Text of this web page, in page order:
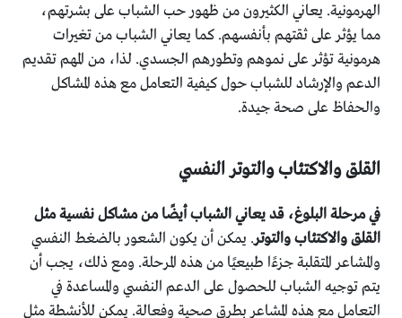
الهرمونية. يعاني الكثيرون من ظهور حب الشباب على بشرتهم،
مما يؤثر على ثقتهم بأنفسهم. كما يعاني الشباب من تغيرات
هرمونية تؤثر على نموهم وتطورهم الجسدي. لذا، من المهم تقديم
الدعم والإرشاد للشباب حول كيفية التعامل مع هذه المشاكل
والحفاظ على صحة جيدة.
القلق والاكتئاب والتوتر النفسي
في مرحلة البلوغ، قد يعاني الشباب أيضًا من مشاكل نفسية مثل
القلق والاكتئاب والتوتر. يمكن أن يكون الشعور بالضغط النفسي
والمشاعر المتقلبة جزءًا طبيعيًا من هذه المرحلة. ومع ذلك، يجب أن
يتم توجيه الشباب للحصول على الدعم النفسي والمساعدة في
التعامل مع هذه المشاعر بطرق صحية وفعالة. يمكن للأنشطة مثل